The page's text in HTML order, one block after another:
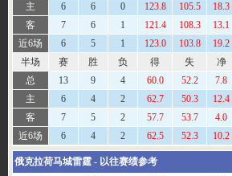
主
6 6 0 123.8 105.5 18.3
客
7 6 1 121.4 108.3 13.1
近6场
6 5 1 123.0 103.8 19.2
半场
赛 胜 负 得 失 净
总
13 9 4 60.0 52.2 7.8
主
6 4 2 62.7 50.3 12.4
客
7 5 2 57.7 53.7 4.0
近6场
6 4 2 62.5 52.3 10.2
俄克拉荷马城雷霆 - 以往赛绩参考